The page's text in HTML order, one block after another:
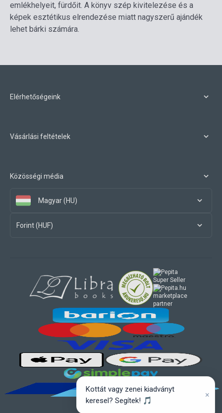
emlékhelyeit, fürdőit. A könyv szép kivitelezése és a
képek esztétikus elrendezése miatt nagyszerű ajándék
lehet bárki számára.
Elérhetőségeink
Vásárlási feltételek
Közösségi média
Magyar (HU)
Forint (HUF)
marketplace
partner
Kottát vagy zenei kiadványt
keresel? Segítek! 🎵
×